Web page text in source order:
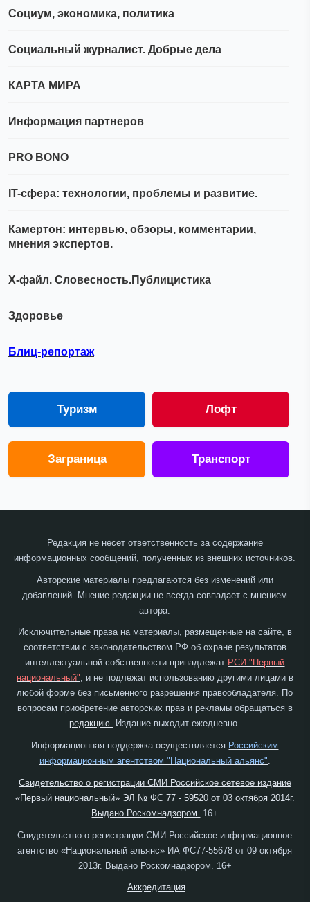
Социум, экономика, политика
Социальный журналист. Добрые дела
КАРТА МИРА
Информация партнеров
PRO BONO
IT-сфера: технологии, проблемы и развитие.
Камертон: интервью, обзоры, комментарии,
мнения экспертов.
Х-файл. Словесность.Публицистика
Здоровье
Блиц-репортаж
Туризм Лофт
Заграница Транспорт
Редакция не несет ответственность за содержание
информационных сообщений, полученных из внешних источников.
Авторские материалы предлагаются без изменений или
добавлений. Мнение редакции не всегда совпадает с мнением
автора.
Исключительные права на материалы, размещенные на сайте, в
соответствии с законодательством РФ об охране результатов
интеллектуальной собственности принадлежат РСИ "Первый
национальный", и не подлежат использованию другими лицами в
любой форме без письменного разрешения правообладателя. По
вопросам приобретение авторских прав и рекламы обращаться в
редакцию. Издание выходит ежедневно.
Информационная поддержка осуществляется Российским
информационным агентством "Национальный альянс".
Свидетельство о регистрации СМИ Российское сетевое издание
«Первый национальный» ЭЛ № ФС 77 - 59520 от 03 октября 2014г.
Выдано Роскомнадзором.
16+
Свидетельство о регистрации СМИ Российское информационное
агентство «Национальный альянс» ИА ФС77-55678 от 09 октября
2013г. Выдано Роскомнадзором. 16+
Аккредитация